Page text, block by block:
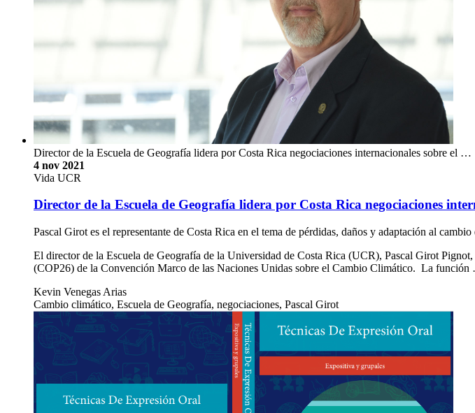
Director de la Escuela de Geografía lidera por Costa Rica negociaciones internacionales sobre el …
4 nov 2021
Vida UCR
Director de la Escuela de Geografía lidera por Costa Rica negociaciones
Pascal Girot es el representante de Costa Rica en el tema de pérdidas, daños y adaptación al
El director de la Escuela de Geografía de la Universidad de Costa Rica (UCR), Pascal Girot
(COP26) de la Convención Marco de las Naciones Unidas sobre el Cambio Climático. La
Kevin Venegas Arias
Cambio climático, Escuela de Geografía, negociaciones, Pascal Girot